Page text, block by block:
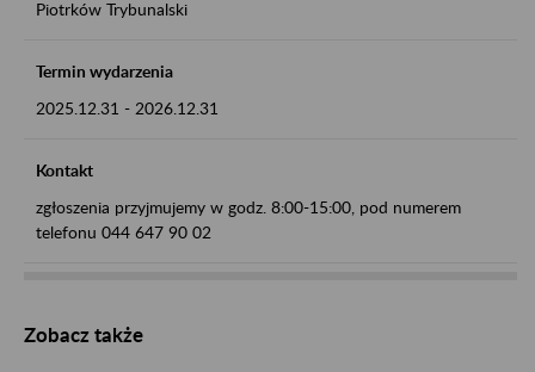
Piotrków Trybunalski
Termin wydarzenia
2025.12.31 - 2026.12.31
Kontakt
zgłoszenia przyjmujemy w godz. 8:00-15:00, pod numerem
telefonu 044 647 90 02
Zobacz także